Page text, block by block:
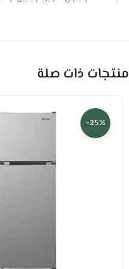
منتجات ذات صلة
-25%